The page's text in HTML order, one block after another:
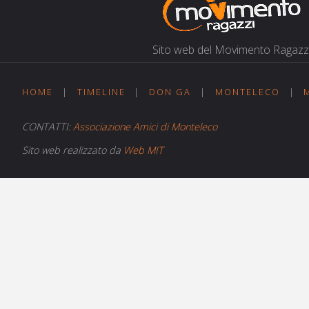
Sito web del Movi­men­to
HOME | TIMELINE | DON GA | MONTELECO |
CONTATTI: Associazione Amici di Monteleco
Sito web realizzato da Web MIT